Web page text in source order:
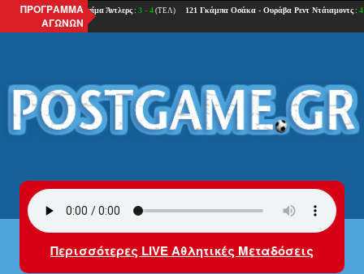
ΠΡΟΓΡΑΜΜΑ
ΑΓΩΝΩΝ
Περισσότερες LIVE Αθλητικές Μεταδόσεις